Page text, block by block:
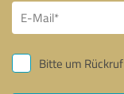
Bitte um Rückruf